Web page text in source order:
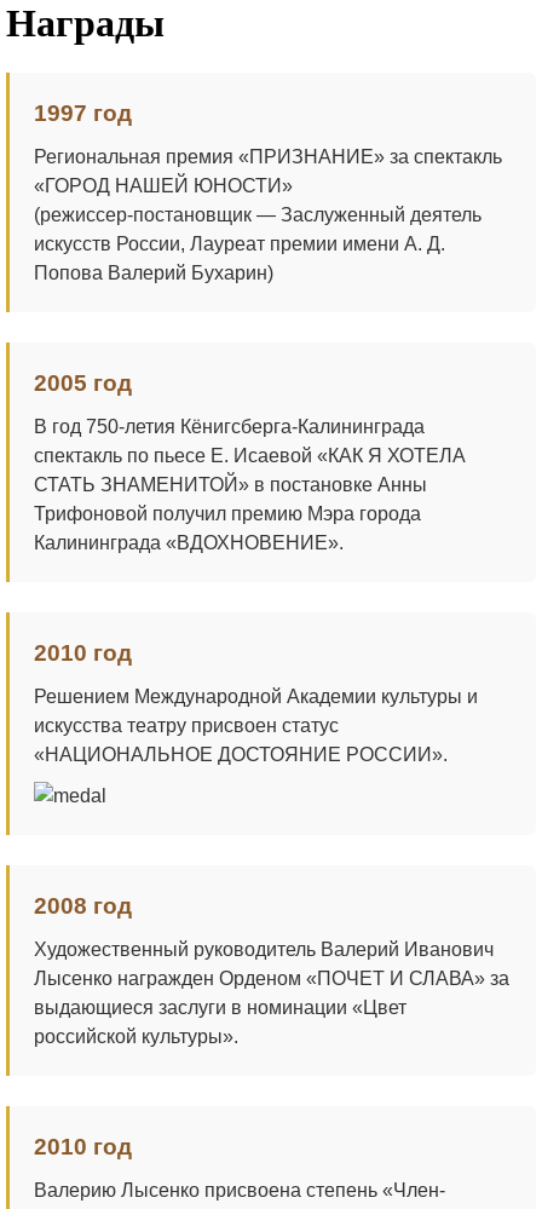
Награды
1997 год
Региональная премия «ПРИЗНАНИЕ» за спектакль
«ГОРОД НАШЕЙ ЮНОСТИ»
(режиссер-постановщик — Заслуженный деятель
искусств России, Лауреат премии имени А. Д.
Попова Валерий Бухарин)
2005 год
В год 750-летия Кёнигсберга-Калининграда
спектакль по пьесе Е. Исаевой «КАК Я ХОТЕЛА
СТАТЬ ЗНАМЕНИТОЙ» в постановке Анны
Трифоновой получил премию Мэра города
Калининграда «ВДОХНОВЕНИЕ».
2010 год
Решением Международной Академии культуры и
искусства театру присвоен статус
«НАЦИОНАЛЬНОЕ ДОСТОЯНИЕ РОССИИ».
2008 год
Художественный руководитель Валерий Иванович
Лысенко награжден Орденом «ПОЧЕТ И СЛАВА» за
выдающиеся заслуги в номинации «Цвет
российской культуры».
2010 год
Валерию Лысенко присвоена степень «Член-